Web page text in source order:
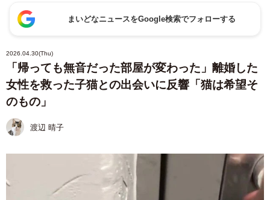
まいどなニュースをGoogle検索でフォローする
2026.04.30(Thu)
「帰っても無音だった部屋が変わった」離婚した
女性を救った子猫との出会いに反響「猫は希望そ
のもの」
渡辺 晴子